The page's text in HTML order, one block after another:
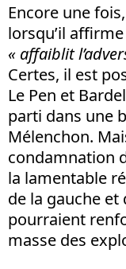
Encore une
lorsqu’il
« affaiblit
Certes, il est
Le Pen et
parti dans une
Mélenchon.
condamnation
la lamentable
de la gauche
pourraient
masse des